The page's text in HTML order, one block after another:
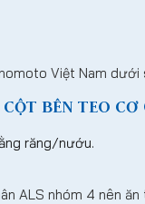
Việt Nam
BÊN TEO
răng/nướu.
ALS nhóm 4 nên